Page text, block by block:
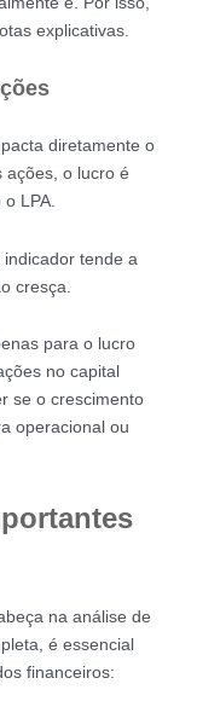
explicativas.
diretamente o
ações, o lucro é
LPA.
tende a
cresça.
para o lucro
no capital
se o crescimento
operacional ou
na análise de
é essencial
financeiros: